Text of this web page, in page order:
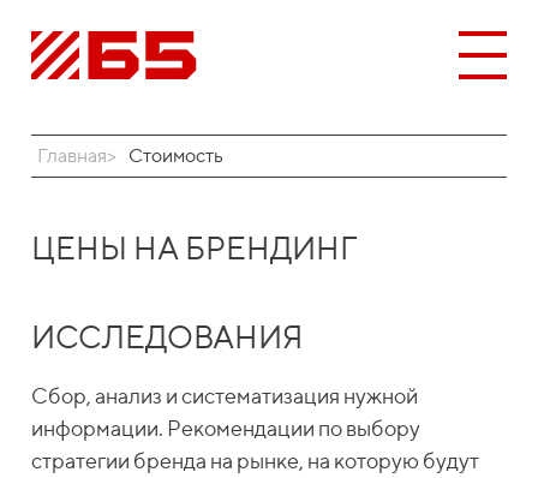
Главная Стоимость
ЦЕНЫ НА БРЕНДИНГ
ИССЛЕДОВАНИЯ
Сбор, анализ и систематизация нужной
информации. Рекомендации по выбору
стратегии бренда на рынке, на которую будут